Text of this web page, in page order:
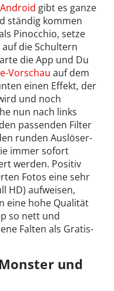
gibt es ganze
ständig kommen
Pinocchio, setze
die Schultern
die App und Du
Vorschau auf dem
einen Effekt, der
und noch
nun nach links
passenden Filter
runden Auslöser-
immer sofort
werden. Positiv
Fotos eine sehr
HD) aufweisen,
eine hohe Qualität
so nett und
Falten als Gratis-
und